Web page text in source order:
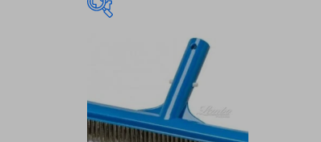
Promoção(0)